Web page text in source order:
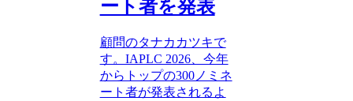
ート者を発表
顧問のタナカカツキで
す。IAPLC 2026、今年
からトップの300ノミネ
ート者が発表されるよ